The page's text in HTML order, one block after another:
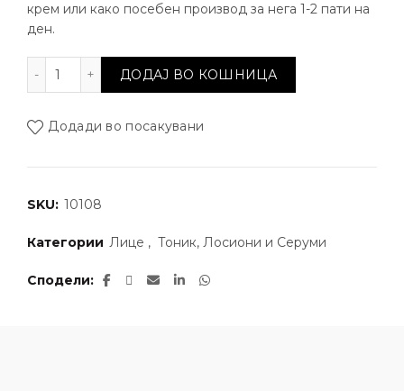
крем или како посебен производ за нега 1-2 пати на
ден.
Мулти-пептиден серум за лице количина
ДОДАЈ ВО КОШНИЦА
Додади во посакувани
SKU: 10108
Категории Лице , Тоник, Лосиони и Серуми
Сподели